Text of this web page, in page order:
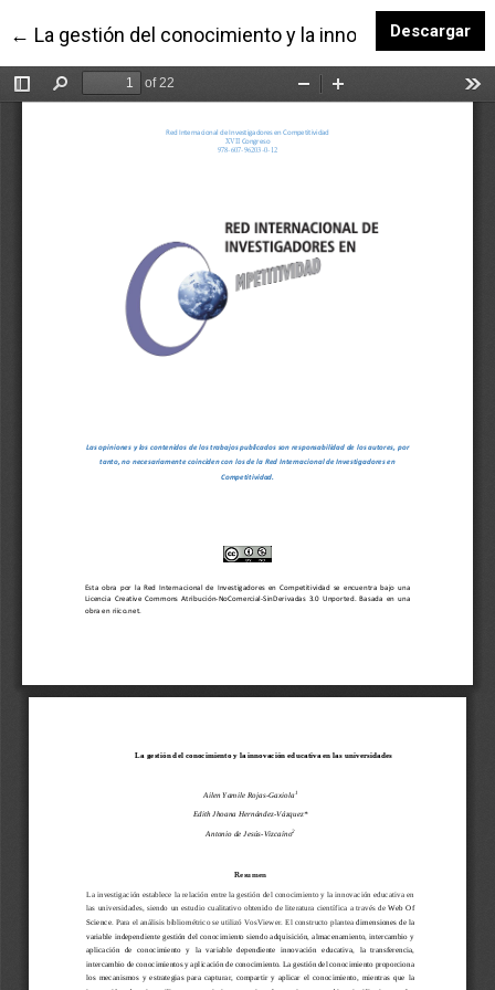
← Volver a los detalles del artículo
La gestión del conocimiento y la innovaciónDescargar